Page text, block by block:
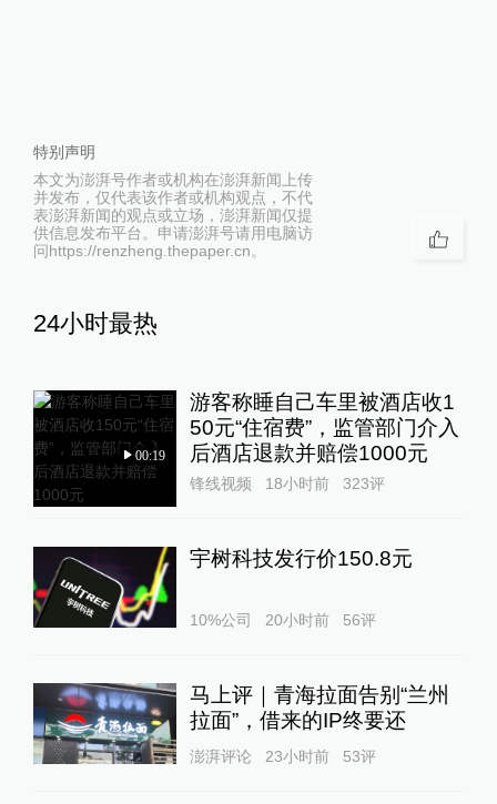
特别声明
本文为澎湃号作者或机构在澎湃新闻上传
并发布，仅代表该作者或机构观点，不代
表澎湃新闻的观点或立场，澎湃新闻仅提
供信息发布平台。申请澎湃号请用电脑访
问https://renzheng.thepaper.cn。
24小时最热
00:19
游客称睡自己车里被酒店收1
50元“住宿费”，监管部门介入
后酒店退款并赔偿1000元
锋线视频 18小时前 323评
宇树科技发行价150.8元
10%公司 20小时前 56评
马上评｜青海拉面告别“兰州
拉面”，借来的IP终要还
澎湃评论 23小时前 53评